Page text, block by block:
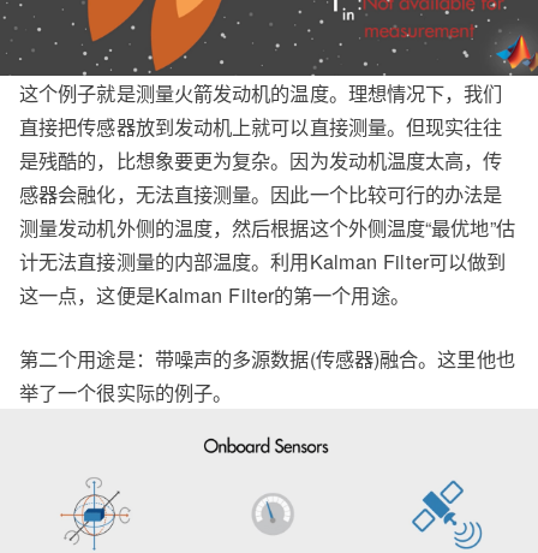
这个例子就是测量火箭发动机的温度。理想情况下，我们
直接把传感器放到发动机上就可以直接测量。但现实往往
是残酷的，比想象要更为复杂。因为发动机温度太高，传
感器会融化，无法直接测量。因此一个比较可行的办法是
测量发动机外侧的温度，然后根据这个外侧温度“最优地”估
计无法直接测量的内部温度。利用Kalman Filter可以做到
这一点，这便是Kalman Filter的第一个用途。
第二个用途是：带噪声的多源数据(传感器)融合。这里他也
举了一个很实际的例子。